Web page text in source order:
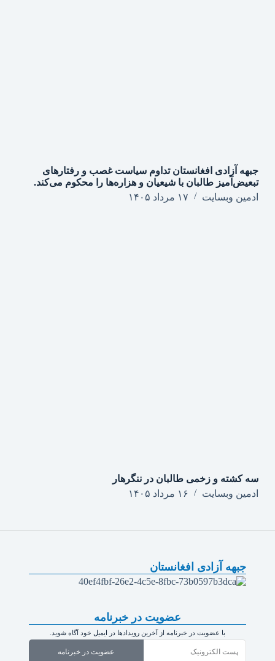
جبهه آزادی افغانستان تداوم سیاست غصب و رفتارهای
تبعیض‌آمیز طالبان با شیعیان و هزاره‌ها را محکوم می‌کند.
ادمین وبسایت
۱۷ مرداد ۱۴۰۵
سه کشته و زخمی طالبان در ننگرهار
ادمین وبسایت
۱۶ مرداد ۱۴۰۵
جبهه آزادی افغانستان
عضویت در خبرنامه
با عضویت در خبرنامه از آخرین رویدادها در ایمیل خود آگاه شوید.
عضویت در خبرنامه